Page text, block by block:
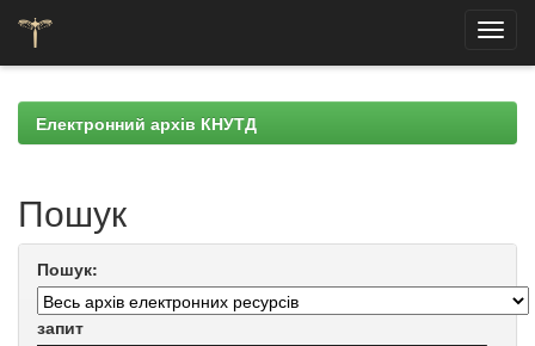
navigationЕлектронний архів КНУТД
Пошук
Пошук:
запит